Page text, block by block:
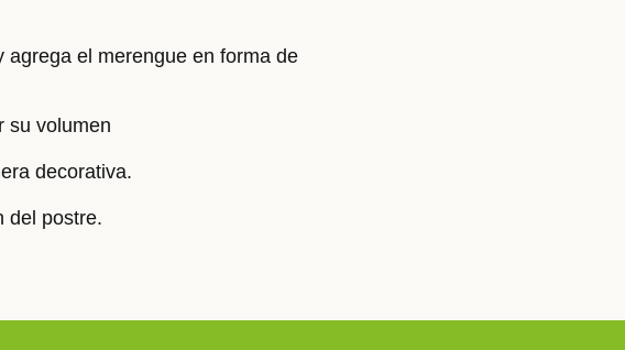
el merengue en forma de
su volumen
decorativa.
del postre.